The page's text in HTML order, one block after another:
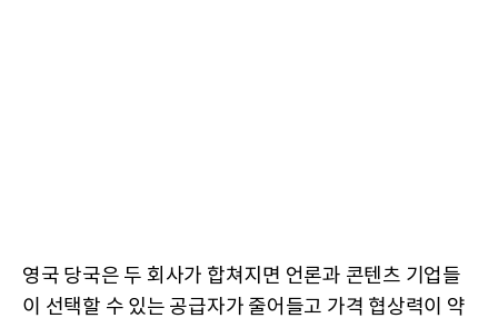
영국 당국은 두 회사가 합쳐지면 언론과 콘텐츠 기업들
이 선택할 수 있는 공급자가 줄어들고 가격 협상력이 약